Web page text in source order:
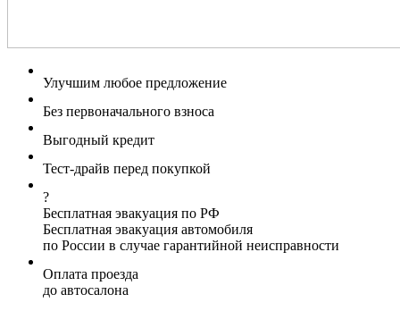
Улучшим любое предложение
Без первоначального взноса
Выгодный кредит
Тест-драйв перед покупкой
?
Бесплатная эвакуация по РФ
Бесплатная эвакуация автомобиля
по России в случае гарантийной неисправности
Оплата проезда
до автосалона